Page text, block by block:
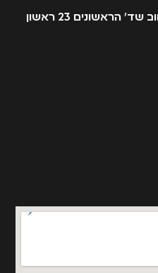
מגדל מילניה, קומה 18 רחוב שד' הראשונים 23 ראשון